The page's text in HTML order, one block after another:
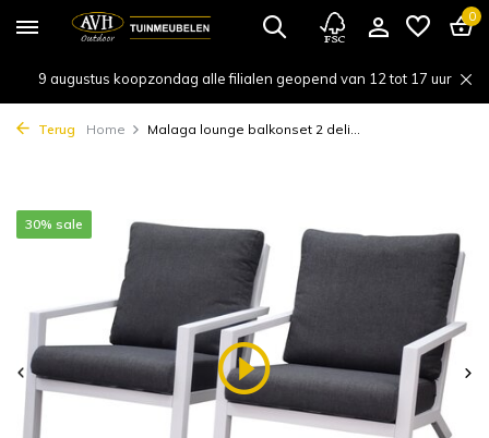
0
9 augustus koopzondag alle filialen geopend van 12 tot 17 uur
Terug Home Malaga lounge balkonset 2 deli...
30% sale